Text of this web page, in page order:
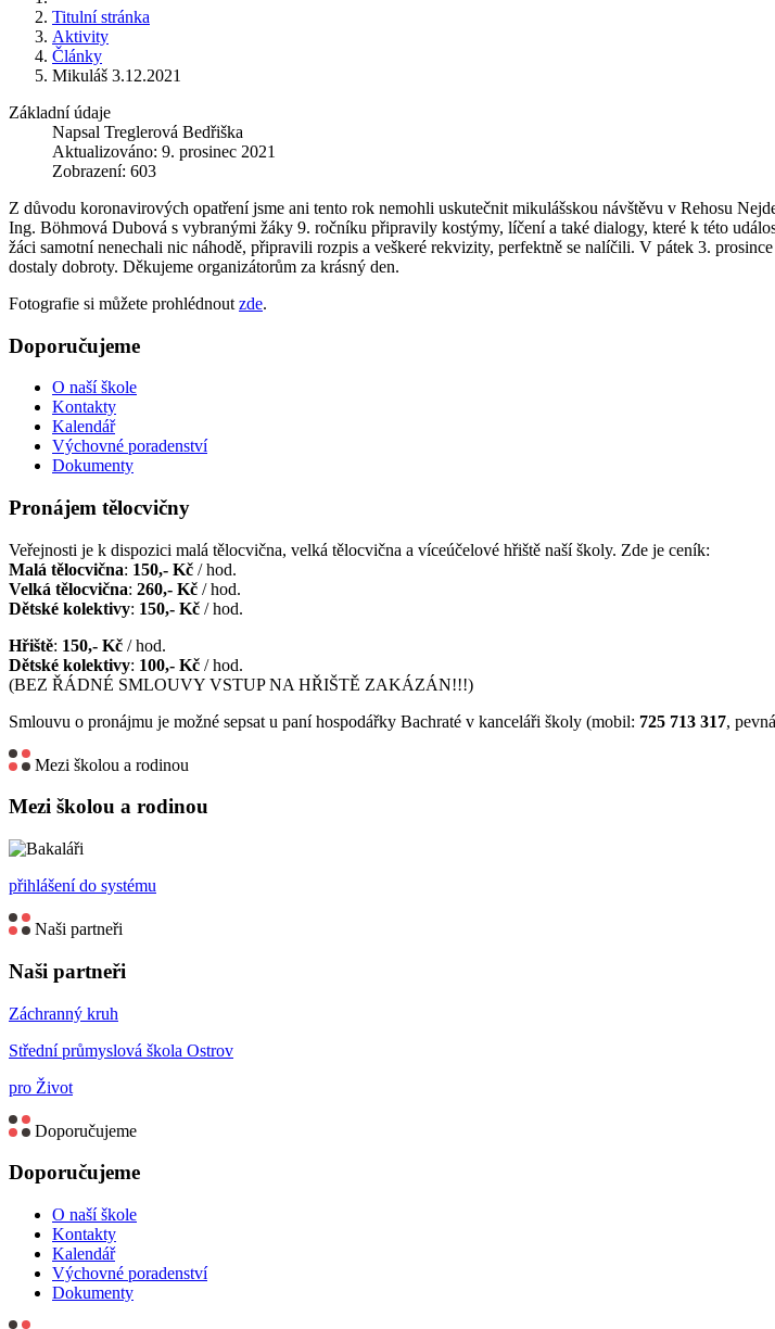
Titulní stránka
Aktivity
Články
Mikuláš 3.12.2021
Základní údaje
Napsal Treglerová Bedřiška
Aktualizováno: 9. prosinec 2021
Zobrazení: 603
Z důvodu koronavirových opatření jsme ani tento rok nemohli uskutečnit mikulášskou návštěvu v Rehosu
Ing. Böhmová Dubová s vybranými žáky 9. ročníku připravily kostýmy, líčení a také dialogy, které k této
žáci samotní nenechali nic náhodě, připravili rozpis a veškeré rekvizity, perfektně se nalíčili. V pátek 3.
dostaly dobroty. Děkujeme organizátorům za krásný den.
Fotografie si můžete prohlédnout zde.
Doporučujeme
O naší škole
Kontakty
Kalendář
Výchovné poradenství
Dokumenty
Pronájem tělocvičny
Veřejnosti je k dispozici malá tělocvična, velká tělocvična a víceúčelové hřiště naší školy. Zde je ceník:
Malá tělocvična: 150,- Kč / hod.
Velká tělocvična: 260,- Kč / hod.
Dětské kolektivy: 150,- Kč / hod.
Hřiště: 150,- Kč / hod.
Dětské kolektivy: 100,- Kč / hod.
(BEZ ŘÁDNÉ SMLOUVY VSTUP NA HŘIŠTĚ ZAKÁZÁN!!!)
Smlouvu o pronájmu je možné sepsat u paní hospodářky Bachraté v kanceláři školy (mobil: 725 713 317,
Mezi školou a rodinou
Mezi školou a rodinou
přihlášení do systému
Naši partneři
Naši partneři
Záchranný kruh
Střední průmyslová škola Ostrov
pro Život
Doporučujeme
Doporučujeme
O naší škole
Kontakty
Kalendář
Výchovné poradenství
Dokumenty